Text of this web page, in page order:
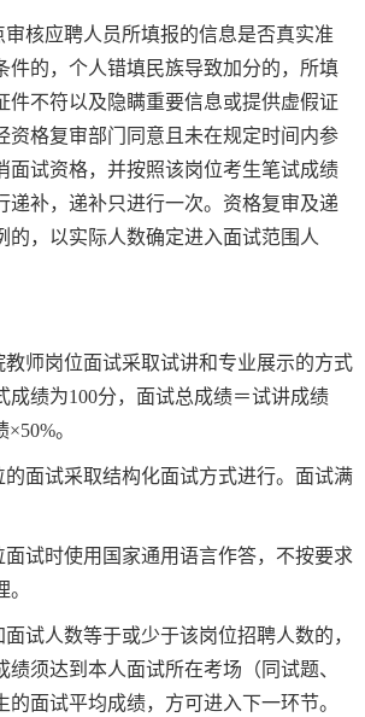
审核应聘人员所填报的信息是否真实准
件的，个人错填民族导致加分的，所填
件不符以及隐瞒重要信息或提供虚假证
资格复审部门同意且未在规定时间内参
面试资格，并按照该岗位考生笔试成绩
递补，递补只进行一次。资格复审及递
的，以实际人数确定进入面试范围人
教师岗位面试采取试讲和专业展示的方式
成绩为100分，面试总成绩＝试讲成绩
。
的面试采取结构化面试方式进行。面试满
面试时使用国家通用语言作答，不按要求
试人数等于或少于该岗位招聘人数的，
绩须达到本人面试所在考场（同试题、
的面试平均成绩，方可进入下一环节。